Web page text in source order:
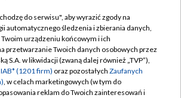
TVP
TVP
Regulamin TVP
Polityka prywatności
Moje zgody
do serwisu", aby wyrazić zgody na
automatycznego śledzenia i zbierania danych,
urządzeniu końcowym i ich
przetwarzanie Twoich danych osobowych przez
S.A. w likwidacji (zwaną dalej również „TVP”),
(1201 firm) oraz pozostałych Zaufanych
, w celach marketingowych (w tym do
reklam do Twoich zainteresowań i